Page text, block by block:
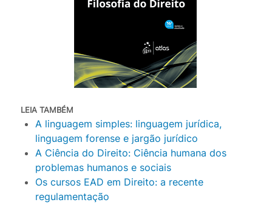
LEIA TAMBÉM
A linguagem simples: linguagem jurídica,
linguagem forense e jargão jurídico
A Ciência do Direito: Ciência humana dos
problemas humanos e sociais
Os cursos EAD em Direito: a recente
regulamentação